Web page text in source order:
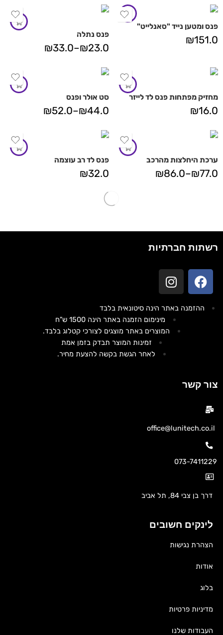
פנס ומטען נייד "סאנלייט"
₪151.0 פנס נתלה
₪23.0
–
₪33.0
מחזיק מפתחות פנס לד לייזר
₪16.0
סט אולר ופנס
₪44.0
–
₪52.0
ערכת היחלצות מהרכב
₪77.0
–
₪86.0
פנס לד רב עוצמה
₪32.0
לינקים חשובים
הצהרת נגישות
אודות
בלוג
מדיניות פרטיות
העבודות שלנו
צור קשר
office@lunitech.co.il
073-7411229
דרך בן צבי 84, תל אביב
רשתות חברתיות
ההזמנה באתר הינה סיטונאית בלבד
מינימום הזמנה באתר הינה 1500 ש"ח
המוצרים באתר מוצגים לצורכי קטלוג בלבד.
זמינות המוצר תבדק בזמן אמת
לאחר הגשת בקשה להצעת מחיר.